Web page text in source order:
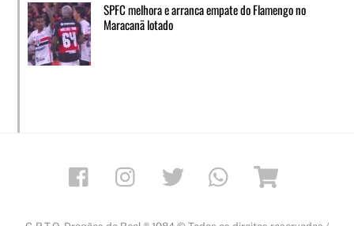
SPFC melhora e arranca empate do Flamengo no
Maracanã lotado
Facebook Instagram Twitter Whatsapp